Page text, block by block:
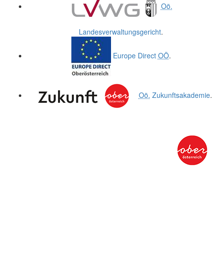
Oö.
Landesverwaltungsgericht.
Europe Direct OÖ.
Oö. Zukunftsakademie.